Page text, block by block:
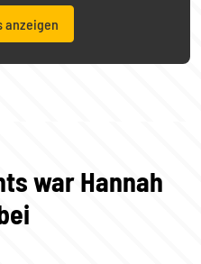
anzeigen
war Hannah